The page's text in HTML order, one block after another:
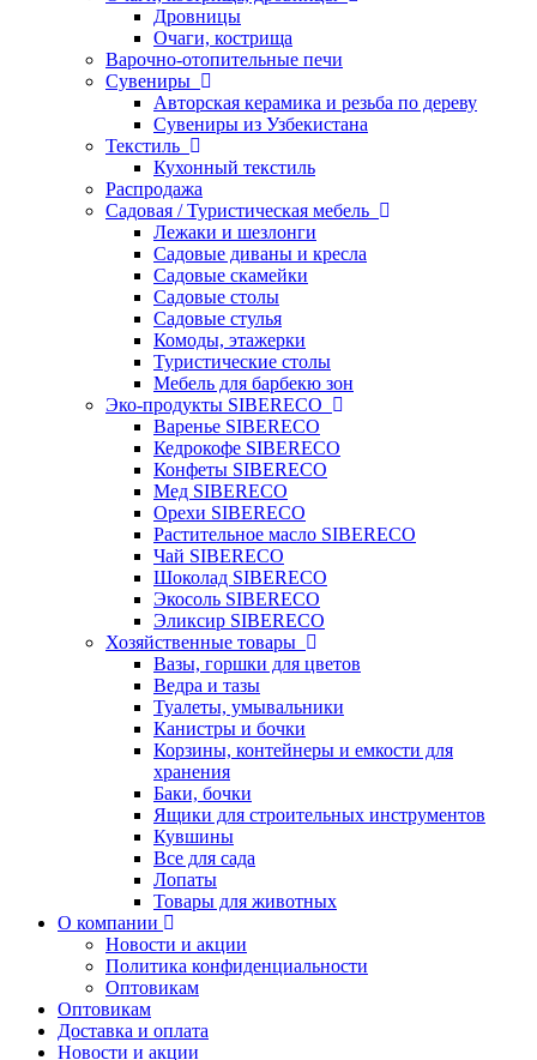
Дровницы
Очаги, кострища
Варочно-отопительные печи
Сувениры
Авторская керамика и резьба по дереву
Сувениры из Узбекистана
Текстиль
Кухонный текстиль
Распродажа
Садовая / Туристическая мебель
Лежаки и шезлонги
Садовые диваны и кресла
Садовые скамейки
Садовые столы
Садовые стулья
Комоды, этажерки
Туристические столы
Мебель для барбекю зон
Эко-продукты SIBERECO
Варенье SIBERECO
Кедрокофе SIBERECO
Конфеты SIBERECO
Мед SIBERECO
Орехи SIBERECO
Растительное масло SIBERECO
Чай SIBERECO
Шоколад SIBERECO
Экосоль SIBERECO
Эликсир SIBERECO
Хозяйственные товары
Вазы, горшки для цветов
Ведра и тазы
Туалеты, умывальники
Канистры и бочки
Корзины, контейнеры и емкости для
хранения
Баки, бочки
Ящики для строительных инструментов
Кувшины
Все для сада
Лопаты
Товары для животных
О компании
Новости и акции
Политика конфиденциальности
Оптовикам
Оптовикам
Доставка и оплата
Новости и акции